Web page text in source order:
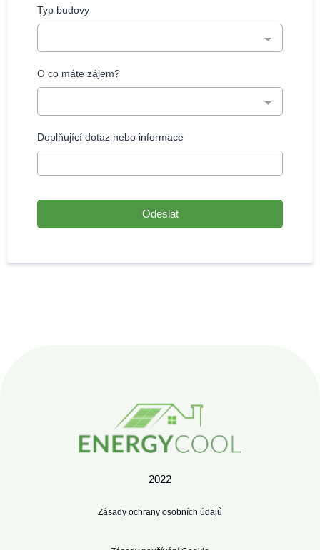
Typ budovy
O co máte zájem?
Doplňující dotaz nebo informace
Odeslat
2022
Zásady ochrany osobních údajů